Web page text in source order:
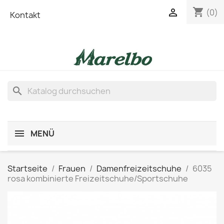
Kontakt shopping_cart (0)

search
MENÜ
Startseite Frauen Damenfreizeitschuhe
6035
rosa kombinierte Freizeitschuhe/Sportschuhe